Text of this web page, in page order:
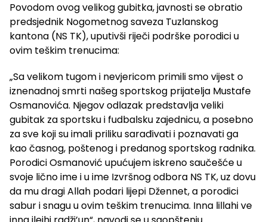
Povodom ovog velikog gubitka, javnosti se obratio
predsjednik Nogometnog saveza Tuzlanskog
kantona (NS TK), uputivši riječi podrške porodici u
ovim teškim trenucima:
„Sa velikom tugom i nevjericom primili smo vijest o
iznenadnoj smrti našeg sportskog prijatelja Mustafe
Osmanovića. Njegov odlazak predstavlja veliki
gubitak za sportsku i fudbalsku zajednicu, a posebno
za sve koji su imali priliku sarađivati i poznavati ga
kao časnog, poštenog i predanog sportskog radnika.
Porodici Osmanović upućujem iskreno saučešće u
svoje lično ime i u ime Izvršnog odbora NS TK, uz dovu
da mu dragi Allah podari lijepi Džennet, a porodici
sabur i snagu u ovim teškim trenucima. Inna lillahi ve